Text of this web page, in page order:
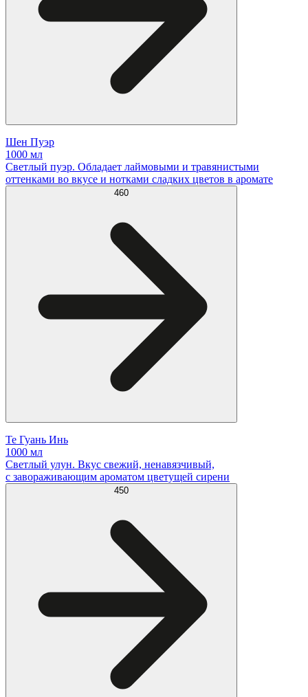
Шен Пуэр
1000 мл
Светлый пуэр. Обладает лаймовыми и травянистыми
оттенками во вкусе и нотками сладких цветов в аромате
460
Те Гуань Инь
1000 мл
Светлый улун. Вкус свежий, ненавязчивый,
с завораживающим ароматом цветущей сирени
450